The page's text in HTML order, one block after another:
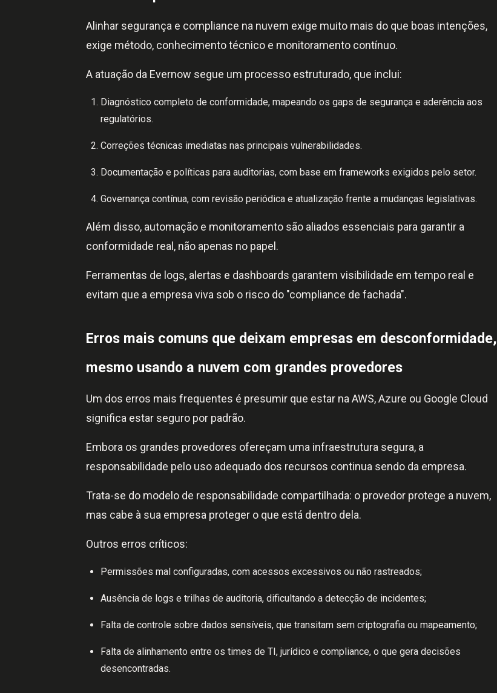
Alinhar segurança e compliance na nuvem exige muito mais do que boas intenções,
exige método, conhecimento técnico e monitoramento contínuo.
A atuação da Evernow segue um processo estruturado, que inclui:
Diagnóstico completo de conformidade, mapeando os gaps de segurança e aderência aos
regulatórios.
Correções técnicas imediatas nas principais vulnerabilidades.
Documentação e políticas para auditorias, com base em frameworks exigidos pelo setor.
Governança contínua, com revisão periódica e atualização frente a mudanças legislativas.
Além disso, automação e monitoramento são aliados essenciais para garantir a
conformidade real, não apenas no papel.
Ferramentas de logs, alertas e dashboards garantem visibilidade em tempo real e
evitam que a empresa viva sob o risco do "compliance de fachada".
Erros mais comuns que deixam empresas em desconformidade,
mesmo usando a nuvem com grandes provedores
Um dos erros mais frequentes é presumir que estar na AWS, Azure ou Google Cloud
significa estar seguro por padrão.
Embora os grandes provedores ofereçam uma infraestrutura segura, a
responsabilidade pelo uso adequado dos recursos continua sendo da empresa.
Trata-se do modelo de responsabilidade compartilhada: o provedor protege a nuvem,
mas cabe à sua empresa proteger o que está dentro dela.
Outros erros críticos:
Permissões mal configuradas, com acessos excessivos ou não rastreados;
Ausência de logs e trilhas de auditoria, dificultando a detecção de incidentes;
Falta de controle sobre dados sensíveis, que transitam sem criptografia ou mapeamento;
Falta de alinhamento entre os times de TI, jurídico e compliance, o que gera decisões
desencontradas.